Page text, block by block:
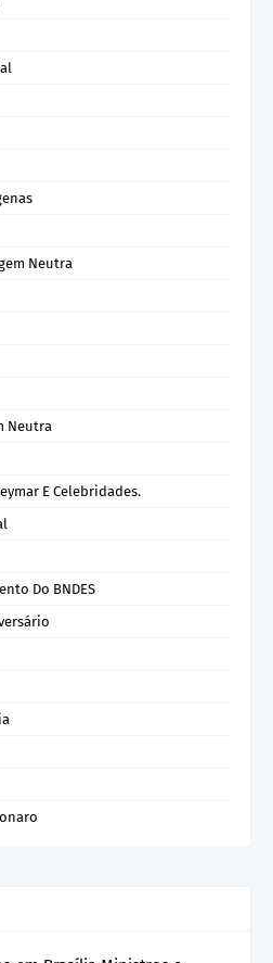
Neutra
Neutra
E Celebridades.
Do BNDES